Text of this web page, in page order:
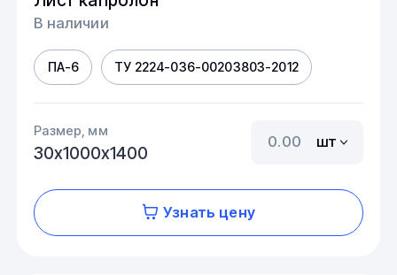
В наличии
ПА-6 ТУ 2224-036-00203803-2012
Размер, мм
30х1000х1400
шт
Узнать цену